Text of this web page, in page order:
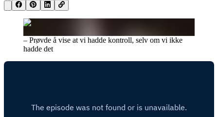
– Prøvde å vise at vi hadde kontroll, selv om vi ikke
hadde det